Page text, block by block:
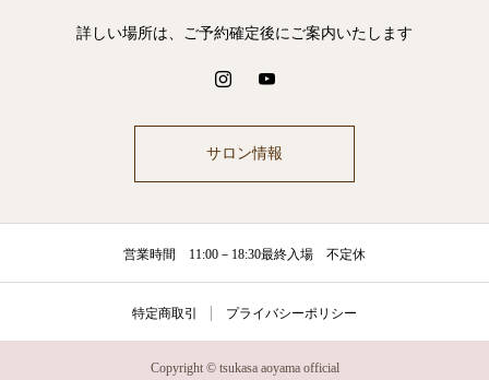
詳しい場所は、ご予約確定後にご案内いたします
サロン情報
営業時間 11:00－18:30最終入場 不定休
特定商取引 プライバシーポリシー
Copyright © tsukasa aoyama official